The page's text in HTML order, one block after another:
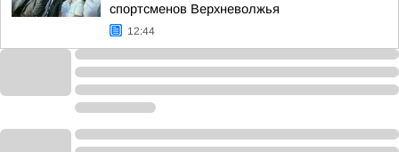
спортсменов Верхневолжья
12:44